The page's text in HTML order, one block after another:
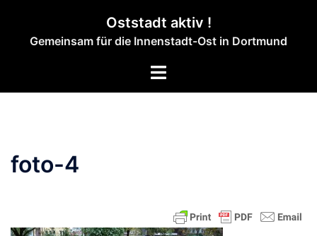
springen
Oststadt aktiv !
Gemeinsam für die Innenstadt-Ost in Dortmund
Menü
foto-4